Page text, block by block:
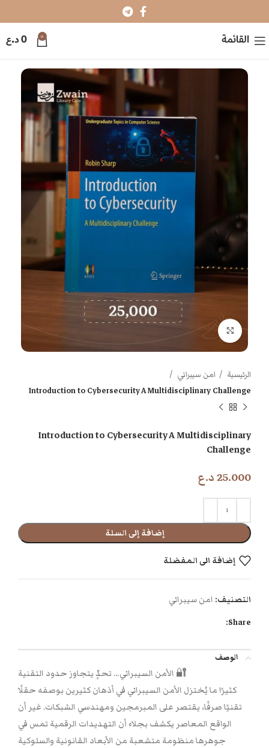
القائمة 0
0د.ع
اضغط للتكبير
الرئيسية
امن سيبراني
Introduction to Cybersecurity A Multidisciplinary Challenge
Introduction to Cybersecurity A Multidisciplinary
Challenge
25.000د.ع
إضافة إلى السلة
إضافة الى المفضلة
التصنيف: امن سيبراني
Share:
الوصف
الأمن السيبراني… تحدٍّ يتجاوز حدود التقنية 🔐
كثيرًا ما يُختزل الأمن السيبراني في أذهان كثيرين بوصفه حقلًا
تقنيًا صرفًا، يقتصر على المبرمجين ومهندسي الشبكات. غير أن
الواقع المعاصر يكشف بجلاء أن التهديدات الرقمية تمس في
جوهرها منظومة متشعبة من الأبعاد القانونية والسلوكية